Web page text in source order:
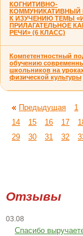
КОГНИТИВНО-
КОММУНИКАТИВНЫЙ
К ИЗУЧЕНИЮ ТЕМЫ
ПРИЛАГАТЕЛЬНОЕ
РЕЧИ» (6 КЛАСС)
Компетентностный
обучению
школьников на
физической культуры
Предыдущая 1
14
15 16 17
29
30 31 32
Отзывы
03.08
Спасибо